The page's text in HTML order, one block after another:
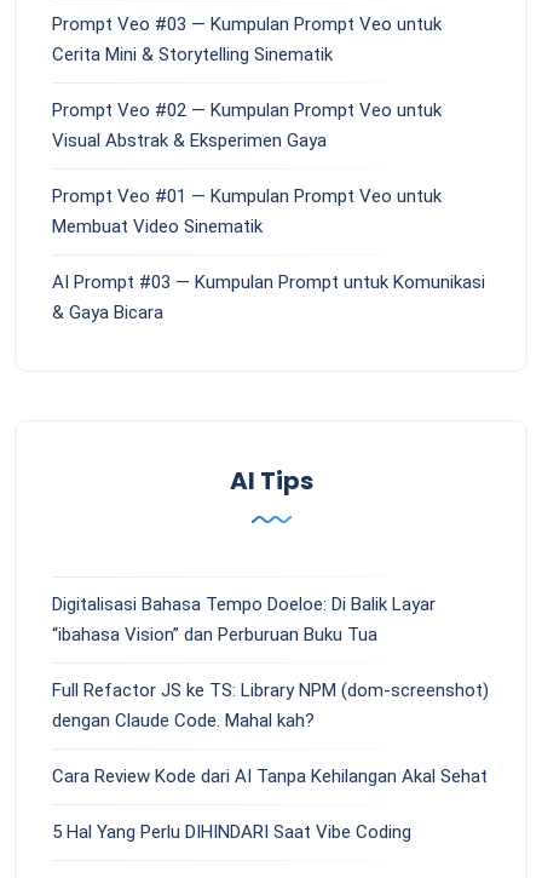
Prompt Veo #03 — Kumpulan Prompt Veo untuk
Cerita Mini & Storytelling Sinematik
Prompt Veo #02 — Kumpulan Prompt Veo untuk
Visual Abstrak & Eksperimen Gaya
Prompt Veo #01 — Kumpulan Prompt Veo untuk
Membuat Video Sinematik
AI Prompt #03 — Kumpulan Prompt untuk Komunikasi
& Gaya Bicara
AI Tips
Digitalisasi Bahasa Tempo Doeloe: Di Balik Layar
“ibahasa Vision” dan Perburuan Buku Tua
Full Refactor JS ke TS: Library NPM (dom-screenshot)
dengan Claude Code. Mahal kah?
Cara Review Kode dari AI Tanpa Kehilangan Akal Sehat
5 Hal Yang Perlu DIHINDARI Saat Vibe Coding